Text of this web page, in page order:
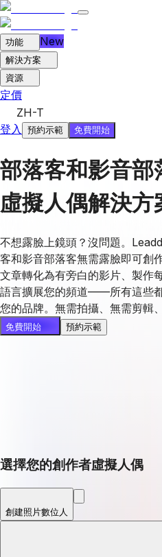
功能 New
解決方案
資源
定價
ZH-T
登入
預約示範 免費開始
部落客和影音
虛擬人偶解決方
不想露臉上鏡頭？沒問題。
客和影音部落客無需露臉即可創
文章轉化為有旁白的影片、製作
語言擴展您的頻道——所有這些
您的品牌。無需拍攝、無需剪輯
免費開始 預約示範
選擇您的創作者虛擬人偶
創建照片數位人